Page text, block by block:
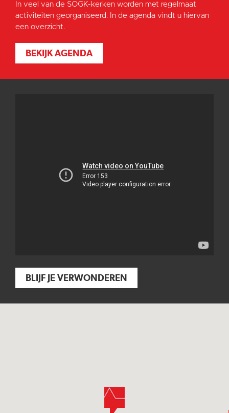
In veel van de SOGK-kerken worden met regelmaat
activiteiten georganiseerd. In de agenda vindt u hiervan
een overzicht.
BEKIJK AGENDA
BLIJF JE VERWONDEREN